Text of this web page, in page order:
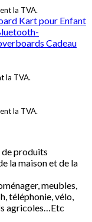
la TVA.
Kart pour Enfant
Cadeau
la TVA.
la TVA.
produits
la maison et de la
meubles,
, téléphonie, vélo,
agricoles…Etc